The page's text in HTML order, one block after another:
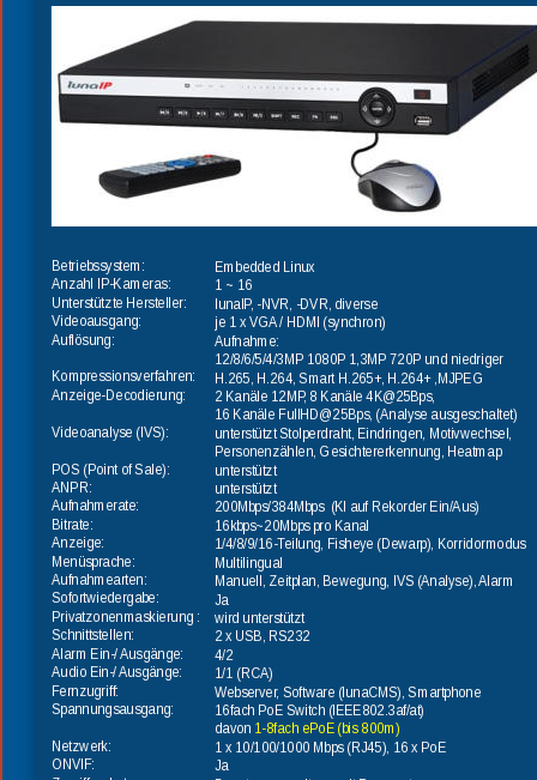
Betriebssystem:
Anzahl IP-Kameras:
Unterstützte Hersteller:
Videoausgang:
Auflösung:
Kompressionsverfahren:
Anzeige-Decodierung:
Videoanalyse (IVS):
POS (Point of Sale):
ANPR:
Aufnahmerate:
Bitrate:
Anzeige:
Menüsprache:
Aufnahmearten:
Sofortwiedergabe:
Privatzonenmaskierung :
Schnittstellen:
Alarm Ein-/ Ausgänge:
Audio Ein-/ Ausgänge:
Fernzugriff:
Spannungsausgang:
Netzwerk:
ONVIF:
Embedded Linux
1 ~ 16
lunaIP, -NVR, -DVR, diverse
je 1 x VGA / HDMI (synchron)
Aufnahme:
12/8/6/5/4/3MP 1080P 1,3MP 720P und niedriger
H.265, H.264, Smart H.265+, H.264+ ,MJPEG
2 Kanäle 12MP, 8 Kanäle 4K@25Bps,
16 Kanäle FullHD@25Bps, (Analyse ausgeschaltet)
unterstützt Stolperdraht, Eindringen, Motivwechsel,
Personenzählen, Gesichtererkennung, Heatmap
unterstützt
unterstützt
200Mbps/384Mbps  (KI auf Rekorder Ein/Aus)
16kbps~20Mbps pro Kanal
1/4/8/9/16-Teilung, Fisheye (Dewarp), Korridormodus
Multilingual
Manuell, Zeitplan, Bewegung, IVS (Analyse), Alarm
Ja
wird unterstützt
2 x USB, RS232
4/2
1/1 (RCA)
Webserver, Software (lunaCMS), Smartphone
16fach PoE Switch (IEEE802.3af/at)
davon 1-8fach ePoE (bis 800m)
1 x 10/100/1000 Mbps (RJ45), 16 x PoE
Ja